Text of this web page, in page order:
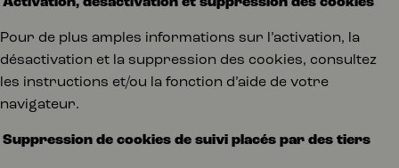
Pour de plus amples informations sur l’activation, la
désactivation et la suppression des cookies, consultez
les instructions et/ou la fonction d’aide de votre
navigateur.
Suppression de cookies de suivi placés par des tiers